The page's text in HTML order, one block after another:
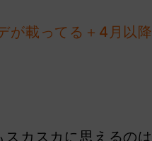
が載ってる＋4月以降
カスカに思えるのは